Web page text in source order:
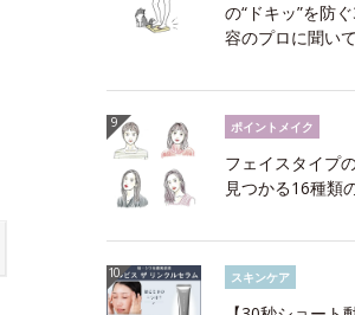
の“ドキッ”を防
容のプロに聞い
ポイントメイク
フェイスタイプ
見つかる16種類
スキンケア